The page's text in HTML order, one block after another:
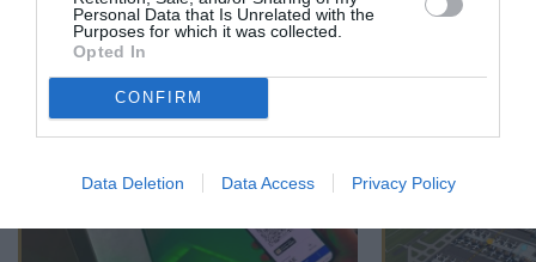
Personal Data that Is Unrelated with the
Purposes for which it was collected.
Opted In
CONFIRM
Data Deletion Data Access Privacy Policy
ARTICLES LES PLUS
CONSULTÉS DU MOIS